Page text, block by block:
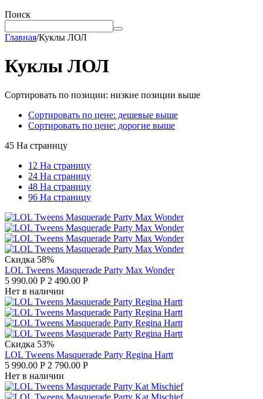
Поиск
Главная/Куклы ЛОЛ
Куклы ЛОЛ
Сортировать по позиции: низкие позиции выше
Сортировать по цене: дешевые выше
Сортировать по цене: дорогие выше
45 На страницу
12 На страницу
24 На страницу
48 На страницу
96 На страницу
Скидка 58%
LOL Tweens Masquerade Party Max Wonder
5 990.00 Р 2 490.00 Р
Нет в наличии
Скидка 53%
LOL Tweens Masquerade Party Regina Hartt
5 990.00 Р 2 790.00 Р
Нет в наличии